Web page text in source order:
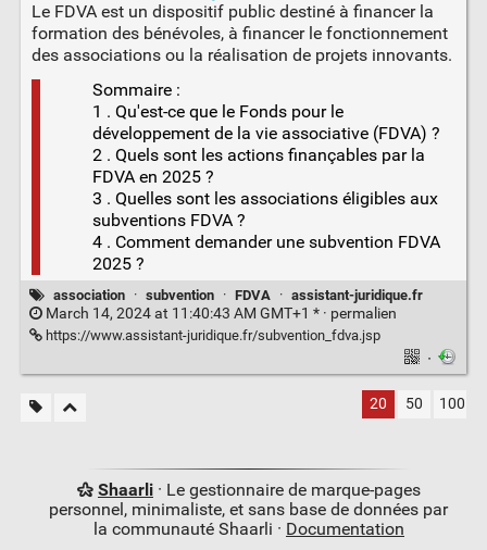
Le FDVA est un dispositif public destiné à financer la
formation des bénévoles, à financer le fonctionnement
des associations ou la réalisation de projets innovants.
Sommaire :
1 . Qu'est-ce que le Fonds pour le
développement de la vie associative (FDVA) ?
2 . Quels sont les actions finançables par la
FDVA en 2025 ?
3 . Quelles sont les associations éligibles aux
subventions FDVA ?
4 . Comment demander une subvention FDVA
2025 ?
association · subvention · FDVA · assistant-juridique.fr
March 14, 2024 at 11:40:43 AM GMT+1 * · permalien
https://www.assistant-juridique.fr/subvention_fdva.jsp
·
20 50 100
Shaarli· Le gestionnaire de marque-pages
personnel, minimaliste, et sans base de données par
la communauté Shaarli · Documentation